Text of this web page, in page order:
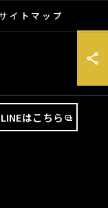
LINEはこちら
イトマップ